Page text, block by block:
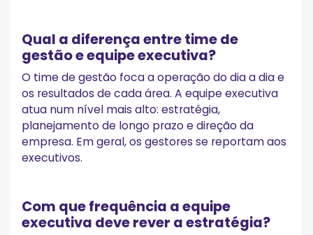
Qual a diferença entre time de
gestão e equipe executiva?
O time de gestão foca a operação do dia a dia e
os resultados de cada área. A equipe executiva
atua num nível mais alto: estratégia,
planejamento de longo prazo e direção da
empresa. Em geral, os gestores se reportam aos
executivos.
Com que frequência a equipe
executiva deve rever a estratégia?